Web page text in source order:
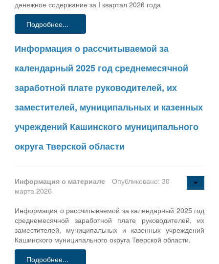
денежное содержание за I квартал 2026 года
Подробнее...
Информация о рассчитываемой за
календарный 2025 год среднемесячной
заработной плате руководителей, их
заместителей, муниципальных и казенных
учреждений Кашинского муниципального
округа Тверской области
Информация о материале
Опубликовано: 30
марта 2026
Информация о рассчитываемой за календарный 2025 год
среднемесячной заработной плате руководителей, их
заместителей, муниципальных и казенных учреждений
Кашинского муниципального округа Тверской области.
Подробнее...